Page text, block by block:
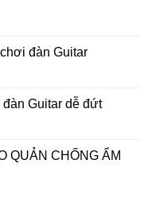
đàn Guitar
đàn Guitar dễ đứt
QUẢN CHỐNG ẨM